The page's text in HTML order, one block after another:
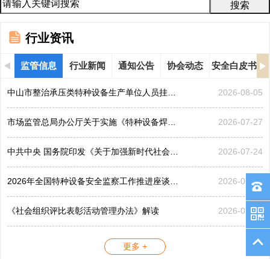
行业资讯
监管信息 行业新闻 通知公告 协会动态 安全白皮书
中山市整治承压类特种设备生产单位人员挂靠、临时凑岗、... 2026-08-05
市场监管总局办公厅关于实施《特种设备焊接操作人员考核... 2026-07-27
中共中央 国务院印发《关于加强新时代社会工作的意见》 2026-07-24
2026年全国特种设备安全监察工作推进座谈会在黑龙江哈... 2026-07-21
《社会组织评比表彰活动管理办法》解读 2026-07-17
更多 +